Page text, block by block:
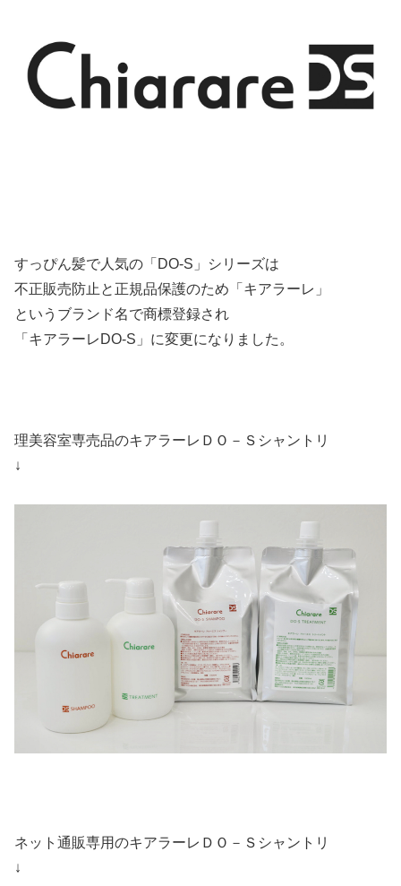
すっぴん髪で人気の「DO-S」シリーズは
不正販売防止と正規品保護のため「キアラーレ」
というブランド名で商標登録され
「キアラーレDO-S」に変更になりました。
理美容室専売品のキアラーレＤＯ－Ｓシャントリ
↓
ネット通販専用のキアラーレＤＯ－Ｓシャントリ
↓